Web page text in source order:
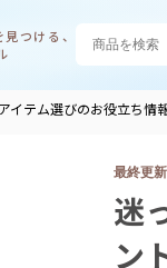
つける、
アイテム選びのお役立ち情
迷
ン